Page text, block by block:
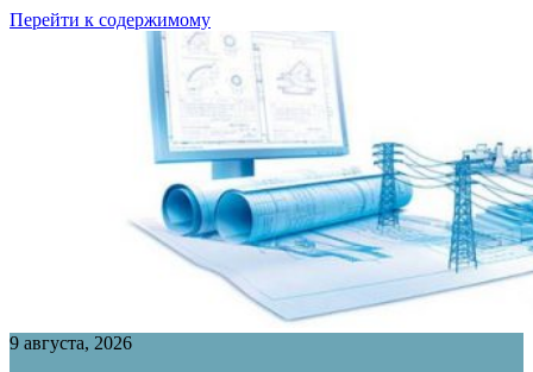
Перейти к содержимому
9 августа, 2026